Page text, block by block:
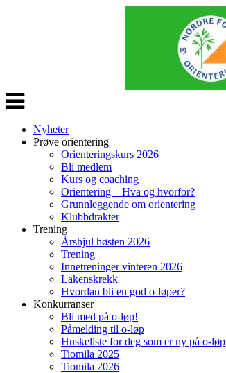
Veksle
navigasjon
Nyheter
Prøve orientering
Orienteringskurs 2026
Bli medlem
Kurs og coaching
Orientering – Hva og hvorfor?
Grunnleggende om orientering
Klubbdrakter
Trening
Årshjul høsten 2026
Trening
Innetreninger vinteren 2026
Lakenskrekk
Hvordan bli en god o-løper?
Konkurranser
Bli med på o-løp!
Påmelding til o-løp
Huskeliste for deg som er ny på o-løp
Tiomila 2025
Tiomila 2026